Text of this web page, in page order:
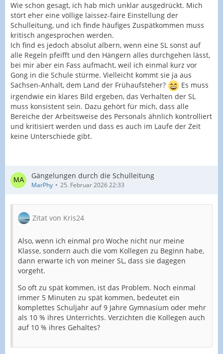
Wie schon gesagt, ich hab mich unklar ausgedrückt. Mich
stört eher eine völlige laissez-faire Einstellung der
Schulleitung, und ich finde häufiges Zuspätkommen muss
kritisch angesprochen werden.
Ich find es jedoch absolut albern, wenn eine SL sonst auf
alle Regeln pfeifft und den Hängern alles durchgehen lässt,
bei mir aber ein Fass aufmacht, weil ich einmal kurz vor
Gong in die Schule stürme. Vielleicht kommt sie ja aus
Sachsen-Anhalt, dem Land der Frühaufsteher?
Es muss
irgendwie ein klares Bild ergeben, das Verhalten der SL
muss konsistent sein. Dazu gehört für mich, dass alle
Bereiche der Arbeitsweise des Personals ähnlich kontrolliert
und kritisiert werden und dass es auch im Laufe der Zeit
keine Unterschiede gibt.
Gängelungen durch die Schulleitung
MarPhy 25. Februar 2026 22:33
Zitat von Kris24
Also, wenn ich einmal pro Woche nicht nur meine
Klasse, sondern auch die vom Kollegen zu Beginn habe,
dann erwarte ich von meiner SL, dass sie dagegen
vorgeht.
So oft zu spät kommen, ist das Problem. Noch einmal
immer 5 Minuten zu spät kommen, bedeutet ein
komplettes Schuljahr auf 9 Jahre Gymnasium oder mehr
als 10 % ihres Unterrichts. Verzichten die Kollegen auch
auf 10 % ihres Gehaltes?